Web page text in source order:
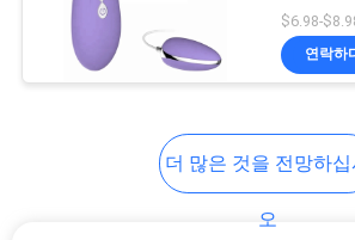
PRIVACY
POLICY
항문 플러그 성
$6.98-
연락하
더 많은 것을 전망하십
오